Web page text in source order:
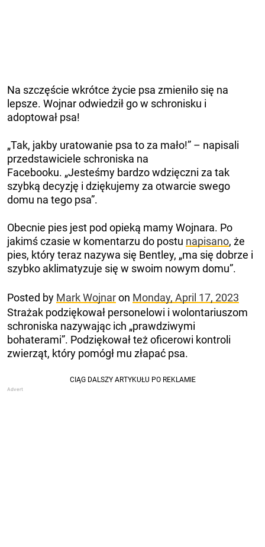
Na szczęście wkrótce życie psa zmieniło się na
lepsze. Wojnar odwiedził go w schronisku i
adoptował psa!
„Tak, jakby uratowanie psa to za mało!” – napisali
przedstawiciele schroniska na
Facebooku. „Jesteśmy bardzo wdzięczni za tak
szybką decyzję i dziękujemy za otwarcie swego
domu na tego psa”.
Obecnie pies jest pod opieką mamy Wojnara. Po
jakimś czasie w komentarzu do postu napisano, że
pies, który teraz nazywa się Bentley, „ma się dobrze i
szybko aklimatyzuje się w swoim nowym domu”.
Posted by Mark Wojnaron Monday, April 17, 2023
Strażak podziękował personelowi i wolontariuszom
schroniska nazywając ich „prawdziwymi
bohaterami”. Podziękował też oficerowi kontroli
zwierząt, który pomógł mu złapać psa.